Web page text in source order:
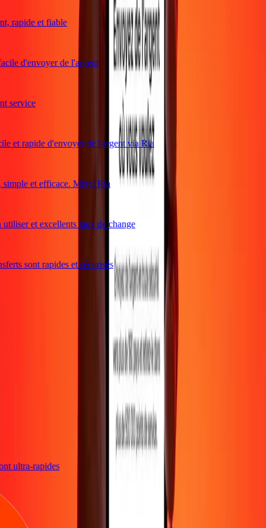
rapide et fiable
d'envoyer de l'argent
service
et rapide d'envoyer de l'argent via Ria
et efficace. Merci Ria
et excellents taux de change
sont rapides et sécurisés
ultra-rapides